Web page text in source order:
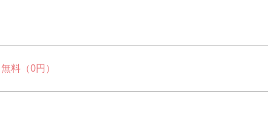
無料（0円）